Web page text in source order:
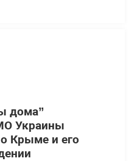
дома”
Украины
Крыме и его